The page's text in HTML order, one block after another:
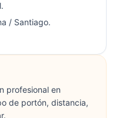
/ Santiago.
profesional en
de portón, distancia,